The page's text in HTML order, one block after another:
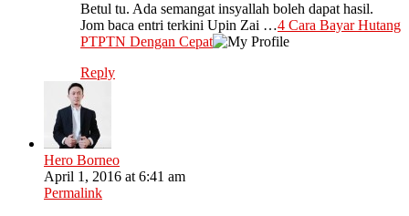
Betul tu. Ada semangat insyallah boleh dapat hasil.
Jom baca entri terkini Upin Zai …4 Cara Bayar Hutang
PTPTN Dengan Cepat
Reply
Hero Borneo
April 1, 2016 at 6:41 am
Permalink